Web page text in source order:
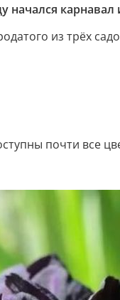
начался карнавал
из трёх
почти все